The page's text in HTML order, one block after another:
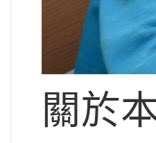
關於